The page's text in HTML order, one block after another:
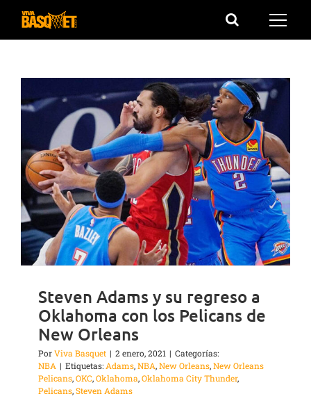
Saltar
Steven Adams y su regreso a
Oklahoma con los Pelicans de
New Orleans
PorViva Basquet | 2 enero, 2021 | Categorías:
NBA | Etiquetas: Adams,NBA,New Orleans,New Orleans
Pelicans,OKC,Oklahoma,Oklahoma City Thunder,
Pelicans,Steven Adams